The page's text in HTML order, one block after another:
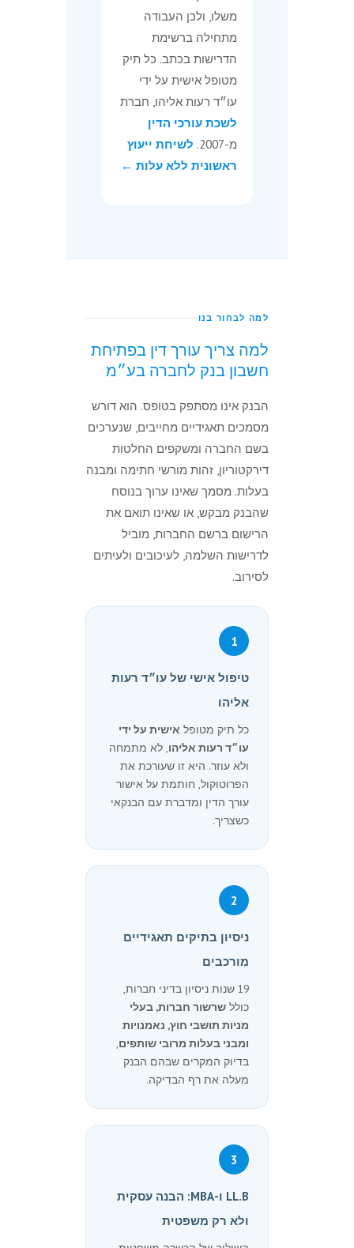
משלו, ולכן העבודה
מתחילה ברשימת
הדרישות בכתב. כל תיק
מטופל אישית על ידי
עו״ד רעות אליהו, חברת
לשכת עורכי הדין
מ-2007.
לשיחת ייעוץ
ראשונית ללא עלות ←
למה לבחור בנו
למה צריך עורך דין בפתיחת
חשבון בנק לחברה בע״מ
הבנק אינו מסתפק בטופס. הוא דורש
מסמכים תאגידיים מחייבים, שנערכים
בשם החברה ומשקפים החלטות
דירקטוריון, זהות מורשי חתימה ומבנה
בעלות. מסמך שאינו ערוך בנוסח
שהבנק מבקש, או שאינו תואם את
הרישום ברשם החברות, מוביל
לדרישות השלמה, לעיכובים ולעיתים
לסירוב.
1
טיפול אישי של עו״ד רעות
אליהו
כל תיק מטופל אישית על ידי
עו״ד רעות אליהו, לא מתמחה
ולא עוזר. היא זו שעורכת את
הפרוטוקול, חותמת על אישור
עורך הדין ומדברת עם הבנקאי
כשצריך.
2
ניסיון בתיקים תאגידיים
מורכבים
19 שנות ניסיון בדיני חברות,
כולל שרשור חברות, בעלי
מניות תושבי חוץ, נאמנויות
ומבני בעלות מרובי שותפים,
בדיוק המקרים שבהם הבנק
מעלה את רף הבדיקה.
3
LL.B ו-MBA: הבנה עסקית
ולא רק משפטית